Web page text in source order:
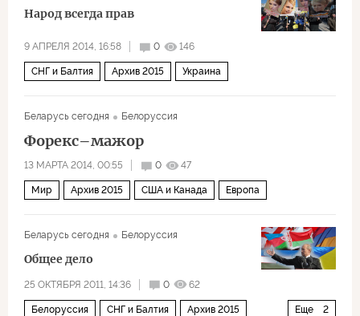
Народ всегда прав
9 АПРЕЛЯ 2014, 16:58 0 146
СНГ и Балтия Архив 2015 Украина
Беларусь сегодня Белоруссия
Форекс–мажор
13 МАРТА 2014, 00:55 0 47
Мир Архив 2015 США и Канада Европа
Беларусь сегодня Белоруссия
Общее дело
25 ОКТЯБРЯ 2011, 14:36 0 62
Еще 2
Белоруссия СНГ и Балтия Архив 2015